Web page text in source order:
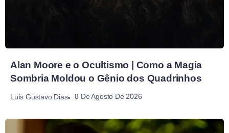
Alan Moore e o Ocultismo | Como a Magia
Sombria Moldou o Gênio dos Quadrinhos
Luís Gustavo Dias 8 De Agosto De 2026